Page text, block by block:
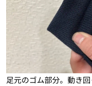
足元のゴム部分。動き